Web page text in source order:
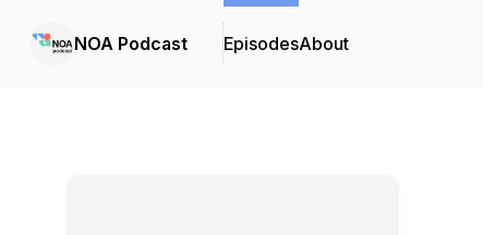
NOA Podcast EpisodesAbout